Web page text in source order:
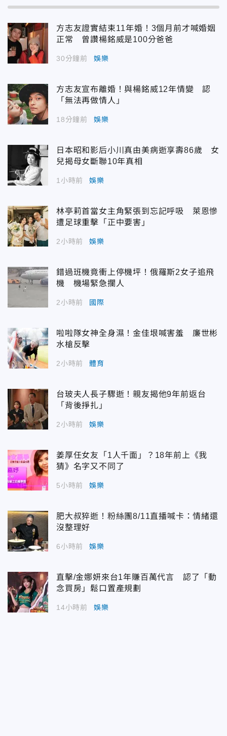
方志友證實結束11年婚！3個月前才喊婚姻
正常 曾讚楊銘威是100分爸爸
30分鐘前 娛樂
方志友宣布離婚！與楊銘威12年情變 認
「無法再做情人」
18分鐘前 娛樂
日本昭和影后小川真由美病逝享壽86歲 女
兒揭母女斷聯10年真相
1小時前 娛樂
林亭莉首當女主角緊張到忘記呼吸 萊恩慘
遭足球重擊「正中要害」
2小時前 娛樂
錯過班機竟衝上停機坪！俄羅斯2女子追飛
機 機場緊急攔人
2小時前 國際
啦啦隊女神全身濕！金佳垠喊害羞 廉世彬
水槍反擊
2小時前 體育
台玻夫人長子驟逝！親友揭他9年前返台
「背後掙扎」
2小時前 娛樂
姜厚任女友「1人千面」？18年前上《我
猜》名字又不同了
5小時前 娛樂
肥大叔猝逝！粉絲團8/11直播喊卡：情緒還
沒整理好
6小時前 娛樂
直擊/金娜妍來台1年賺百萬代言 認了「動
念買房」鬆口置產規劃
14小時前 娛樂